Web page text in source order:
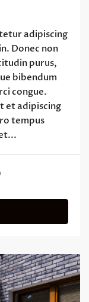
adipiscing
Donec non
purus,
bibendum
congue.
et adipiscing
tempus